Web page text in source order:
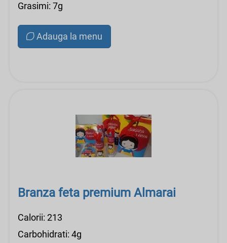
Grasimi: 7g
Adauga la menu
Branza feta premium Almarai
Calorii: 213
Carbohidrati: 4g